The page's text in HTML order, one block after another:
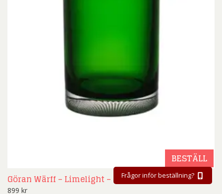
BESTÄLL
Göran Wärff – Limelight – Tulpanvas Grön
899 kr
Frågor inför beställning?